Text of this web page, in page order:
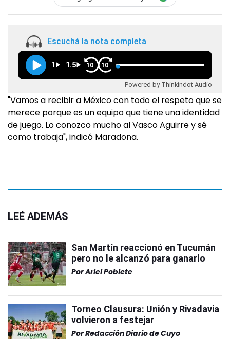
Escuchá la nota completa
1 1.5 10 10
Powered by Thinkindot Audio
"Vamos a recibir a México con todo el respeto que se
merece porque es un equipo que tiene una identidad
de juego. Lo conozco mucho al Vasco Aguirre y sé
como trabaja", indicó Maradona.
LEÉ ADEMÁS
San Martín reaccionó en Tucumán
pero no le alcanzó para ganarlo
PorAriel Poblete
Torneo Clausura: Unión y Rivadavia
volvieron a festejar
PorRedacción Diario de Cuyo